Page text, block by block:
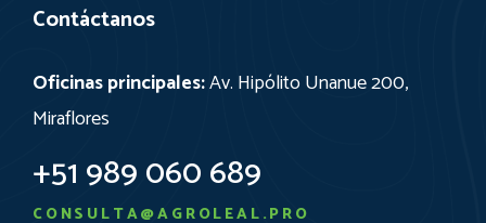
Contáctanos
Oficinas principales:Av. Hipólito Unanue 200,
Miraflores
+51 989 060 689
CONSULTA@AGROLEAL.PRO